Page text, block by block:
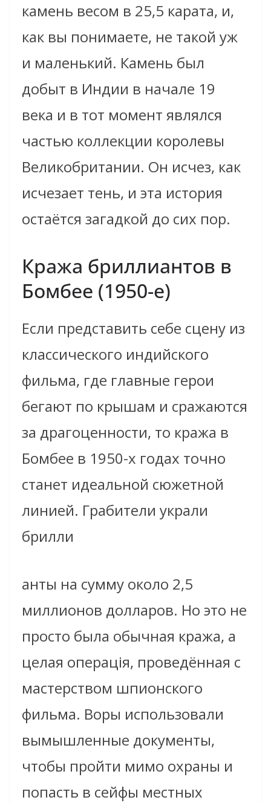
камень весом в 25,5 карата, и,
как вы понимаете, не такой уж
и маленький. Камень был
добыт в Индии в начале 19
века и в тот момент являлся
частью коллекции королевы
Великобритании. Он исчез, как
исчезает тень, и эта история
остаётся загадкой до сих пор.
Кража бриллиантов в
Бомбее (1950-е)
Если представить себе сцену из
классического индийского
фильма, где главные герои
бегают по крышам и сражаются
за драгоценности, то кража в
Бомбее в 1950-х годах точно
станет идеальной сюжетной
линией. Грабители украли
брилли
анты на сумму около 2,5
миллионов долларов. Но это не
просто была обычная кража, а
целая операція, проведённая с
мастерством шпионского
фильма. Воры использовали
вымышленные документы,
чтобы пройти мимо охраны и
попасть в сейфы местных